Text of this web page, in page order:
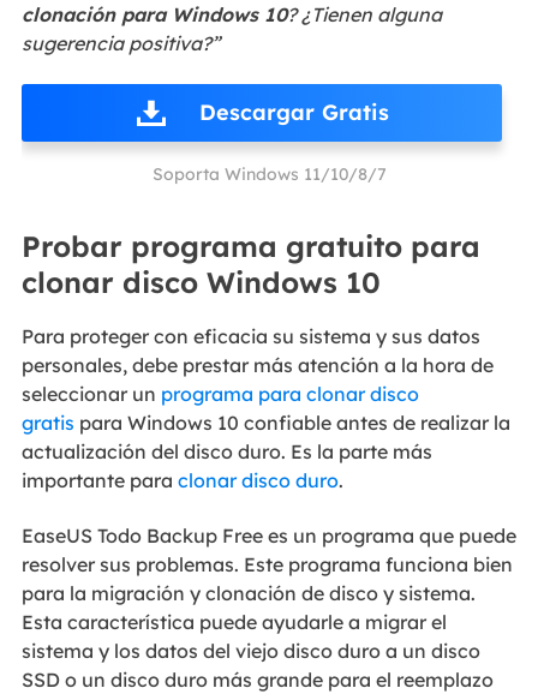
clonación para Windows 10? ¿Tienen alguna
sugerencia positiva?”
Descargar Gratis
Soporta Windows 11/10/8/7
Probar programa gratuito para
clonar disco Windows 10
Para proteger con eficacia su sistema y sus datos
personales, debe prestar más atención a la hora de
seleccionar un programa para clonar disco
gratis para Windows 10 confiable antes de realizar la
actualización del disco duro. Es la parte más
importante para clonar disco duro.
EaseUS Todo Backup Free es un programa que puede
resolver sus problemas. Este programa funciona bien
para la migración y clonación de disco y sistema.
Esta característica puede ayudarle a migrar el
sistema y los datos del viejo disco duro a un disco
SSD o un disco duro más grande para el reemplazo